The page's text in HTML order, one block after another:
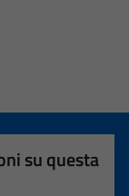
su questa